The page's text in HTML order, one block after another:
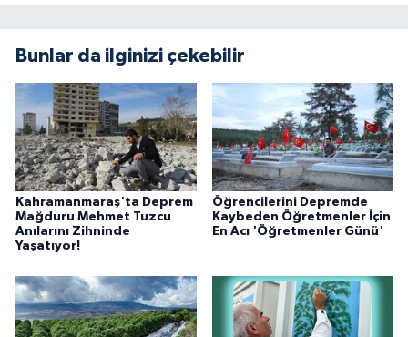
Bunlar da ilginizi çekebilir
Kahramanmaraş'ta Deprem
Mağduru Mehmet Tuzcu
Anılarını Zihninde
Yaşatıyor!
Öğrencilerini Depremde
Kaybeden Öğretmenler İçin
En Acı 'Öğretmenler Günü'
BİLİM TEKNOLOJİ
ASAYİŞ
SEÇİM 2015
ÇEVRE
BİLİM VE TEKNOLOJİ
YARIŞMALAR
TANITIM